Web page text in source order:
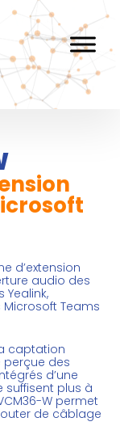
d’extension
audio des
Teams
captation
perçue des
d’une
suffisent plus à
W permet
de câblage